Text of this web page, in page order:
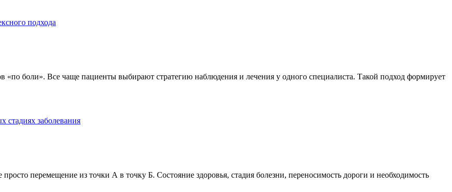
подхода
«по боли». Все чаще пациенты выбирают стратегию наблюдения и лечения у одного специалиста. Такой подход формирует
стадиях заболевания
перемещение из точки А в точку Б. Состояние здоровья, стадия болезни, переносимость дороги и необходимость